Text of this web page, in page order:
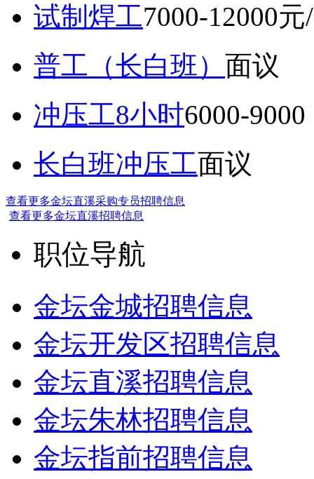
试制焊工7000-12000元
普工（长白班） 面议
冲压工8小时6000-
长白班冲压工面议
查看更多金坛直溪采购专员招聘信息
查看更多金坛直溪招聘信息
职位导航
金坛金城招聘信息
金坛开发区招聘信息
金坛直溪招聘信息
金坛朱林招聘信息
金坛指前招聘信息